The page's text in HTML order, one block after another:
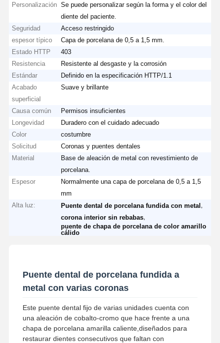
Personalización Se puede personalizar según la forma y el color del
diente del paciente.
Seguridad
Acceso restringido
espesor típico
Capa de porcelana de 0,5 a 1,5 mm.
Estado HTTP
403
Resistencia
Resistente al desgaste y la corrosión
Estándar
Definido en la especificación HTTP/1.1
Acabado
superficial
Suave y brillante
Causa común
Permisos insuficientes
Longevidad
Duradero con el cuidado adecuado
Color
costumbre
Solicitud
Coronas y puentes dentales
Material
Base de aleación de metal con revestimiento de
porcelana.
Espesor
Normalmente una capa de porcelana de 0,5 a 1,5
mm
Alta luz:
Puente dental de porcelana fundida con metal
corona interior sin rebabas
puente de chapa de porcelana de color amarillo
cálido
Puente dental de porcelana fundida a
metal con varias coronas
Este puente dental fijo de varias unidades cuenta con
una aleación de cobalto-cromo que hace frente a una
chapa de porcelana amarilla caliente,diseñados para
restaurar dientes consecutivos que faltan con